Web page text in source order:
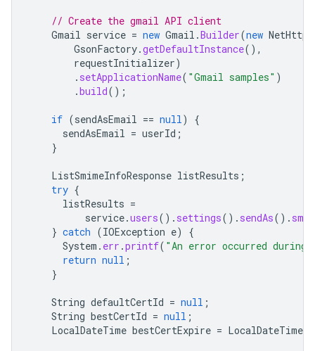
// Create the gmail API client
Gmail service = new Gmail .Builder(new
GsonFactory.getDefaultInstance(),
requestInitializer)
. setApplicationName( "Gmail samples" )
.build();
if (sendAsEmail == null)
{
sendAsEmail = userId ;
}
ListSmimeInfoResponse listResults ;
try {
listResults =
service.users(). settings(). sendAs().
} catch (IOException e)
{
System . err .printf( "An error occurred
return null ;
}
String defaultCertId = null ;
String bestCertId = null ;
LocalDateTime bestCertExpire = LocalDateTime